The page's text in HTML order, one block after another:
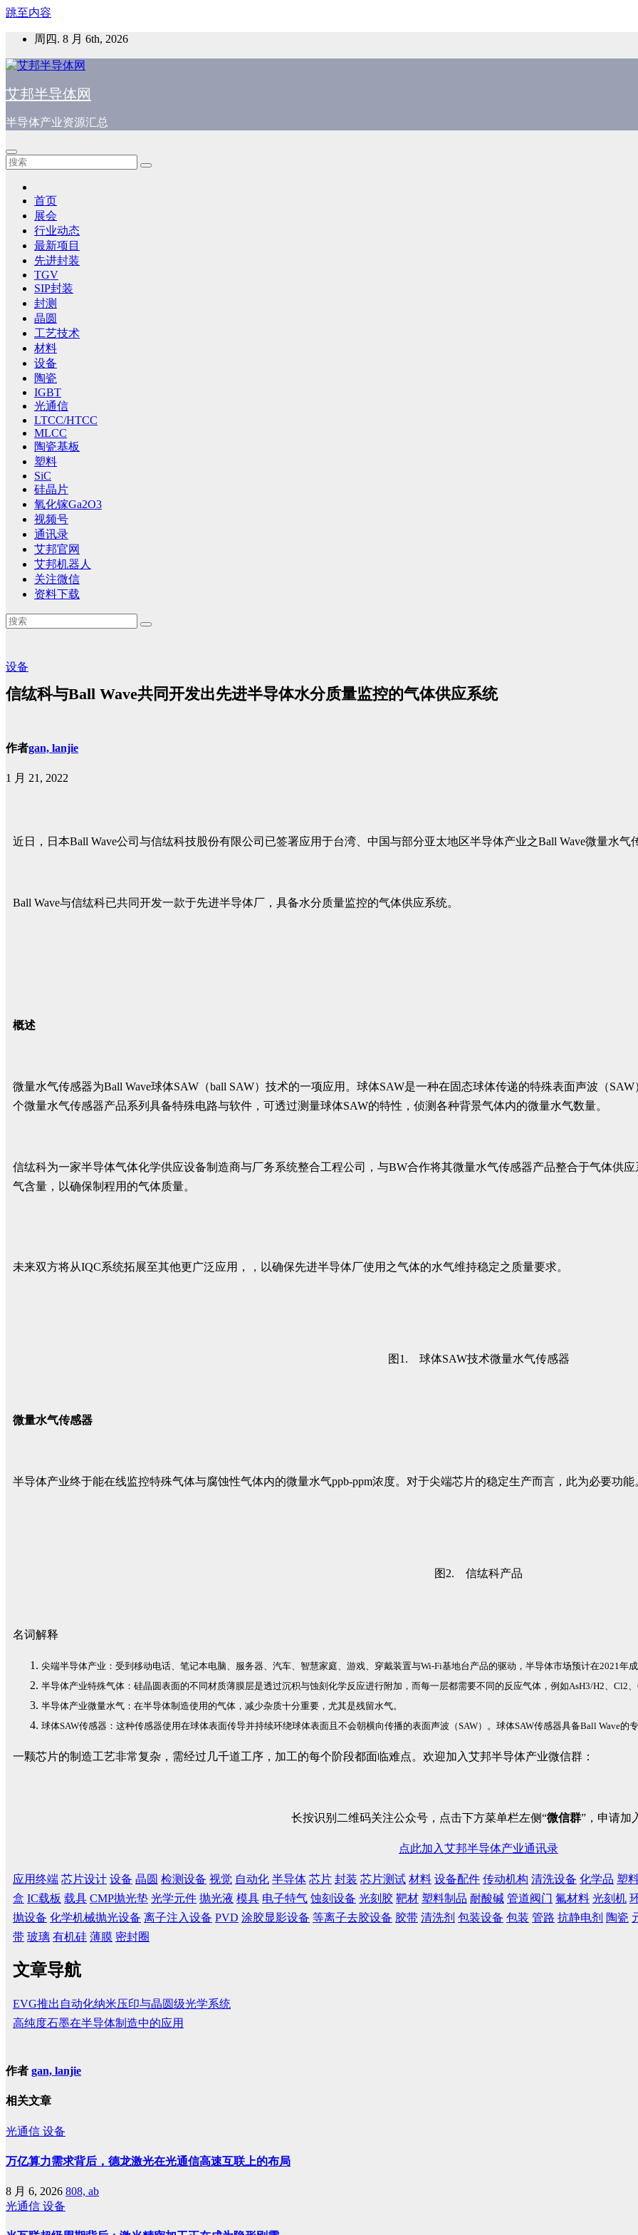
跳至内容
周四. 8 月 6th, 2026
艾邦半导体网
半导体产业资源汇总
首页
展会
行业动态
最新项目
先进封装
TGV
SIP封装
封测
晶圆
工艺技术
材料
设备
陶瓷
IGBT
光通信
LTCC/HTCC
MLCC
陶瓷基板
塑料
SiC
硅晶片
氧化镓Ga2O3
视频号
通讯录
艾邦官网
艾邦机器人
关注微信
资料下载
设备
信纮科与Ball Wave共同开发出先进半导体水分质量监控的气体供应系统
作者gan, lanjie
1 月 21, 2022
近日，日本Ball Wave公司与信纮科技股份有限公司已签署应用于台湾、中国与部分亚太地区半导体产业之Ball Wave微量水气
Ball Wave与信纮科已共同开发一款于先进半导体厂，具备水分质量监控的气体供应系统。
概述
微量水气传感器为Ball Wave球体SAW（ball SAW）技术的一项应用。球体SAW是一种在固态球体传递的特殊表面声波（
个微量水气传感器产品系列具备特殊电路与软件，可透过测量球体SAW的特性，侦测各种背景气体内的微量水气数量。
信纮科为一家半导体气体化学供应设备制造商与厂务系统整合工程公司，与BW合作将其微量水气传感器产品整合于气体供
气含量，以确保制程用的气体质量。
未来双方将从IQC系统拓展至其他更广泛应用，，以确保先进半导体厂使用之气体的水气维持稳定之质量要求。
图1. 球体SAW技术微量水气传感器
微量水气传感器
半导体产业终于能在线监控特殊气体与腐蚀性气体内的微量水气ppb-ppm浓度。对于尖端芯片的稳定生产而言，此为必要功能
图2. 信纮科产品
名词解释
尖端半导体产业：受到移动电话、笔记本电脑、服务器、汽车、智慧家庭、游戏、穿戴装置与Wi-Fi基地台产品的驱动，半导体市场预计在2021年
半导体产业特殊气体：硅晶圆表面的不同材质薄膜层是透过沉积与蚀刻化学反应进行附加，而每一层都需要不同的反应气体，例如AsH3/H2、Cl2、
半导体产业微量水气：在半导体制造使用的气体，减少杂质十分重要，尤其是残留水气。
球体SAW传感器：这种传感器使用在球体表面传导并持续环绕球体表面且不会朝横向传播的表面声波（SAW）。球体SAW传感器具备Ball Wave的
一颗芯片的制造工艺非常复杂，需经过几千道工序，加工的每个阶段都面临难点。欢迎加入艾邦半导体产业微信群：
长按识别二维码关注公众号，点击下方菜单栏左侧“微信群”，申请加
点此加入艾邦半导体产业通讯录
应用终端 芯片设计 设备 晶圆 检测设备 视觉 自动化 半导体 芯片 封装 芯片测试 材料 设备配件 传动机构 清洗设备 化学品 塑
盒 IC载板 载具 CMP抛光垫 光学元件 抛光液 模具 电子特气 蚀刻设备 光刻胶 靶材 塑料制品 耐酸碱 管道阀门 氟材料 光刻机
抛设备 化学机械抛光设备 离子注入设备 PVD 涂胶显影设备 等离子去胶设备 胶带 清洗剂 包装设备 包装 管路 抗静电剂 陶瓷
带 玻璃 有机硅 薄膜 密封圈
文章导航
EVG推出自动化纳米压印与晶圆级光学系统
高纯度石墨在半导体制造中的应用
作者 gan, lanjie
相关文章
光通信 设备
万亿算力需求背后，德龙激光在光通信高速互联上的布局
8 月 6, 2026 808, ab
光通信 设备